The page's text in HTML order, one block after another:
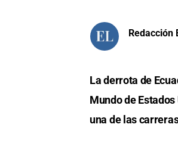
Redacción
La derrota de
Mundo de
una de las